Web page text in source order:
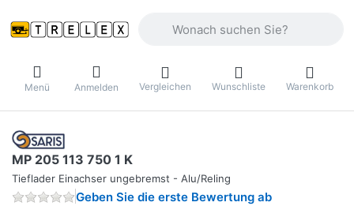
Menü Anmelden Vergleichen Wunschliste Warenkorb
MP 205 113 750 1 K
Tieflader Einachser ungebremst - Alu/Reling
Geben Sie die erste Bewertung ab